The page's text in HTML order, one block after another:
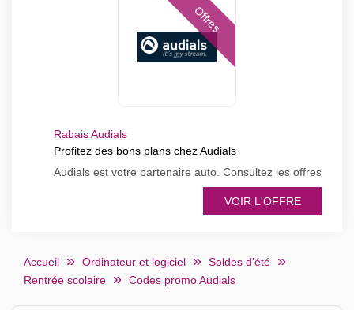
Offres
Rabais Audials
Profitez des bons plans chez Audials
Audials est votre partenaire auto. Consultez les offres
VOIR L'OFFRE
Accueil Ordinateur et logiciel
Soldes d'été
Rentrée scolaire
Codes promo Audials